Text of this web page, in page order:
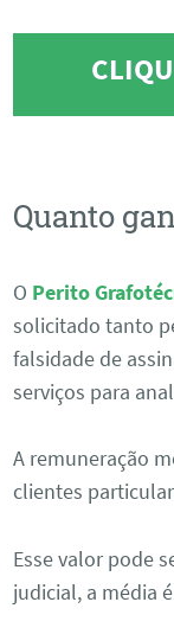
Quanto
O Perito
solicitado tanto
falsidade de
serviços para
A remuneração
clientes
Esse valor pode
judicial, a média